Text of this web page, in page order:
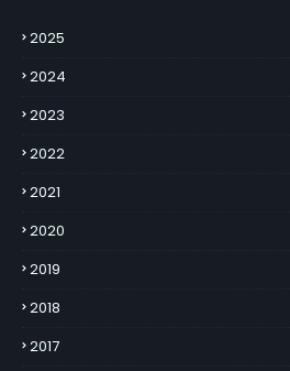
2025
2024
2023
2022
2021
2020
2019
2018
2017